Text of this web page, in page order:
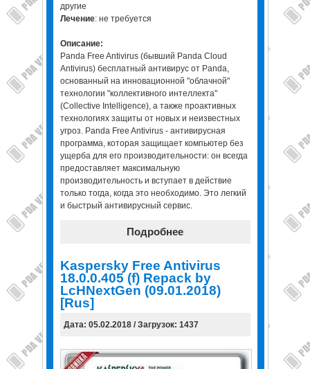
другие
Лечение: не требуется
Описание:
Panda Free Antivirus (бывший Panda Cloud
Antivirus) бесплатный антивирус от Panda,
основанный на инновационной "облачной"
технологии "коллективного интеллекта"
(Collective Intelligence), а также проактивных
технологиях защиты от новых и неизвестных
угроз. Panda Free Antivirus - антивирусная
программа, которая защищает компьютер без
ущерба для его производительности: он всегда
предоставляет максимальную
производительность и вступает в действие
только тогда, когда это необходимо. Это легкий
и быстрый антивирусный сервис.
Подробнее
Kaspersky Free Antivirus
18.0.0.405 (f) Repack by
LcHNextGen (09.01.2018)
[Rus]
Дата: 05.02.2018 / Загрузок: 1437